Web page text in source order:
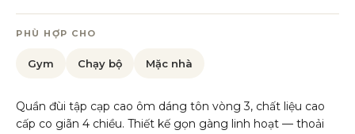
PHÙ HỢP CHO
Gym Chạy bộ Mặc nhà
Quần đùi tập cạp cao ôm dáng tôn vòng 3, chất liệu cao
cấp co giãn 4 chiều. Thiết kế gọn gàng linh hoạt — thoải